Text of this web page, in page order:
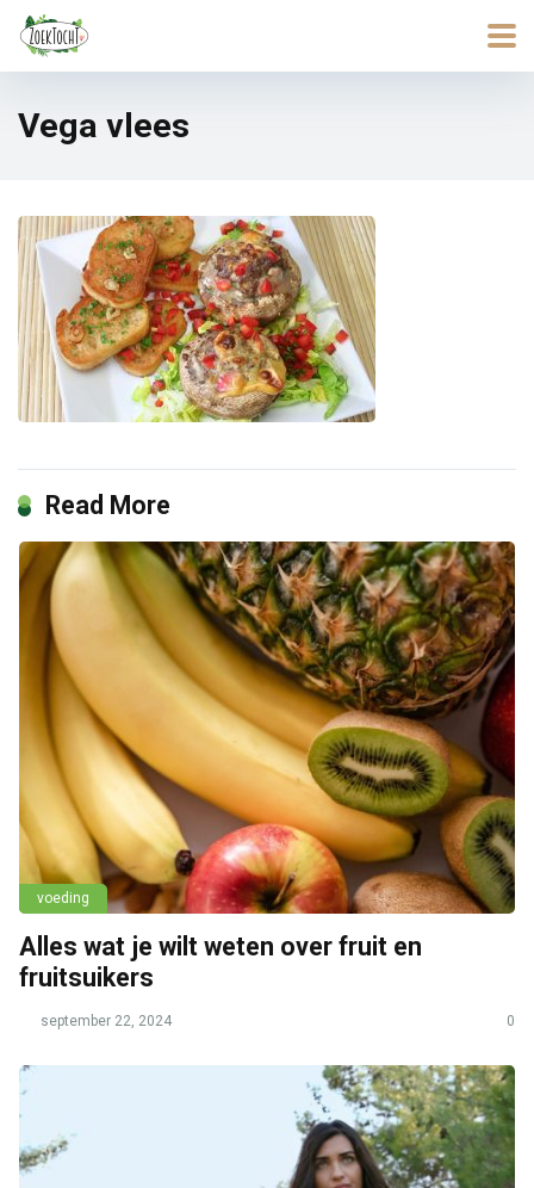
Vega vlees
Read More
voeding
Alles wat je wilt weten over fruit en
fruitsuikers
september 22, 2024 0